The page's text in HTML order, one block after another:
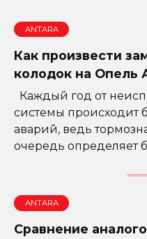
ANTARA
Как произвести
колодок на Опель
Каждый год от
системы происходит
аварий, ведь
очередь определяет
ANTARA
Сравнение